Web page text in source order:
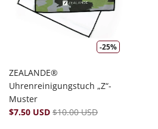
-25%
ZEALANDE®
Uhrenreinigungstuch „Z“-
Muster
$7.50 USD $10.00 USD